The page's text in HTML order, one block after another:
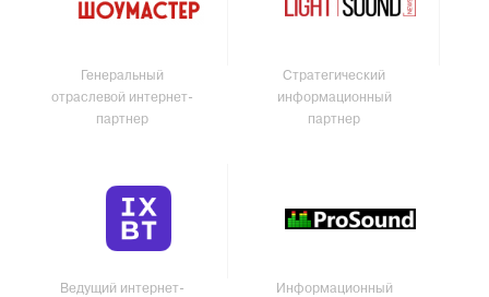
Генеральный
отраслевой интернет-
партнер
Стратегический
информационный
партнер
Ведущий интернет-
Информационный